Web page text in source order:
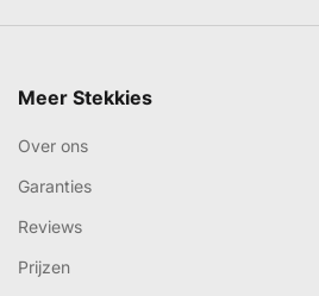
Meer Stekkies
Over ons
Garanties
Reviews
Prijzen